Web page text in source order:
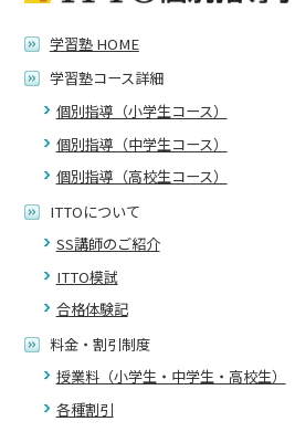
学習塾 HOME
学習塾コース詳細
個別指導（小学生コース）
個別指導（中学生コース）
個別指導（高校生コース）
ITTOについて
SS講師のご紹介
ITTO模試
合格体験記
料金・割引制度
授業料（小学生・中学生・高校生）
各種割引